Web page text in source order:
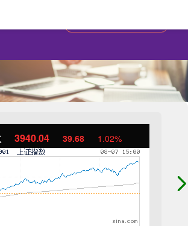
3940.04 39.68 1.02%